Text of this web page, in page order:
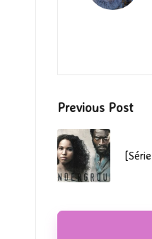
Post
Previous Post